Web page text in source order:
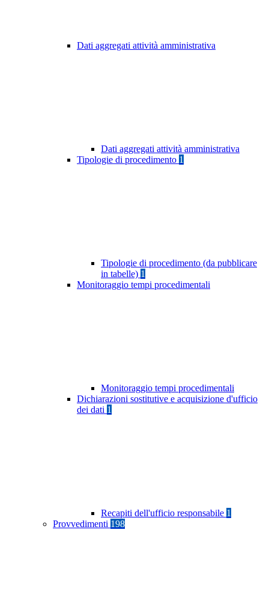
Dati aggregati attività amministrativa
Dati aggregati attività amministrativa
Tipologie di procedimento 1
Tipologie di procedimento (da pubblicare
in tabelle) 1
Monitoraggio tempi procedimentali
Monitoraggio tempi procedimentali
Dichiarazioni sostitutive e acquisizione d'ufficio
dei dati 1
Recapiti dell'ufficio responsabile 1
Provvedimenti 198